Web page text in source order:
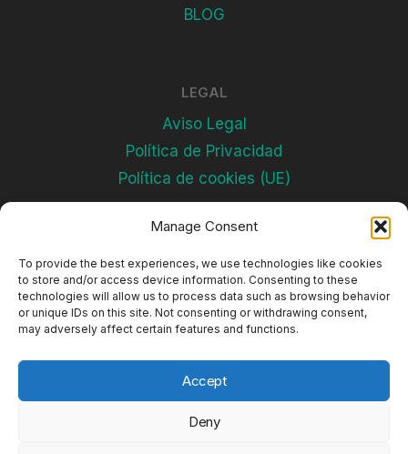
Manage Consent
To provide the best experiences, we use technologies like cookies
to store and/or access device information. Consenting to these
technologies will allow us to process data such as browsing behavior
or unique IDs on this site. Not consenting or withdrawing consent,
may adversely affect certain features and functions.
Accept
Deny
BLOG
LEGAL
Aviso Legal
Política de Privacidad
Política de cookies (UE)
Subscríbete